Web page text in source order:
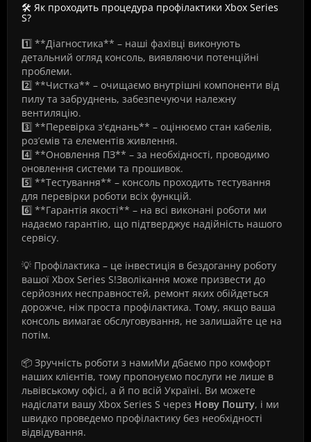
🛠️ Як проходить процедура профілактики Xbox Series
S?
1️⃣ **Діагностика** – наші фахівці виконують
детальний огляд консоль, виявляючи потенційні
проблеми.
2️⃣ **Чистка** – очищаємо внутрішні компоненти від
пилу та забруднень, забезпечуючи належну
вентиляцію.
3️⃣ **Перевірка з'єднань** – оцінюємо стан кабелів,
роз’ємів та елементів живлення.
4️⃣ **Оновлення ПЗ** – за необхідності, проводимо
оновлення системи та прошивок.
5️⃣ **Тестування** – консоль проходить тестування
для перевірки роботи всіх функцій.
6️⃣ **Гарантія якості** – на всі виконані роботи ми
надаємо гарантію, що підтверджує надійність нашого
сервісу.
💡 Профілактика – це інвестиція в бездоганну роботу
вашої Xbox Series S!Зволікання може призвести до
серйозних несправностей, ремонт яких обійдеться
дорожче, ніж проста профілактика. Тому, якщо ваша
консоль вимагає обслуговування, не залишайте це на
потім.
📦 Зручність роботи з намиМи дбаємо про комфорт
наших клієнтів, тому пропонуємо послуги не лише в
львівському офісі, а й по всій Україні. Ви можете
надіслати вашу Xbox Series S через Нову Пошту, і ми
швидко проведемо профілактику без необхідності
відвідування.